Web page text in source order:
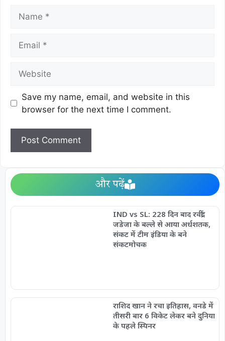
Save my name, email, and website in this
browser for the next time I comment.
और पढ़ें
IND vs SL: 228 दिन बाद रवींद्र
जडेजा के बल्ले से आया अर्धशतक,
संकट में टीम इंडिया के बने
संकटमोचक
राशिद खान ने रचा इतिहास, वनडे में
तीसरी बार 6 विकेट लेकर बने दुनिया
के पहले स्पिनर